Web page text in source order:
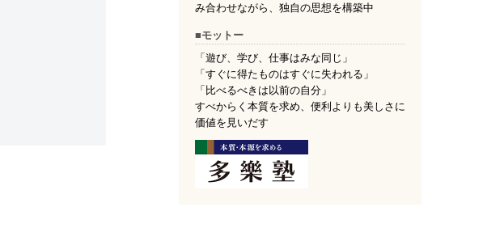
み合わせながら、独自の思想を構築中
■モットー
「遊び、学び、仕事はみな同じ」
「すぐに得たものはすぐに失われる」
「比べるべきは以前の自分」
すべからく本質を求め、便利よりも美しさに
価値を見いだす